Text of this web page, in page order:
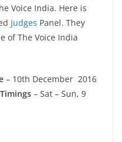
Voice India. Here is
Judges Panel. They
of The Voice India
– 10th December 2016
– Sat – Sun, 9